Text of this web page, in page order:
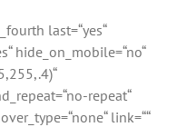
last=“yes“
hide_on_mobile=“no“
repeat“
link=““